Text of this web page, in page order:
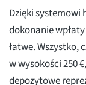
Dzięki systemowi
dokonanie
łatwe. Wszystko,
w wysokości 250
depozytowe